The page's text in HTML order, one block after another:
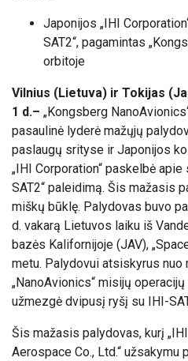
Japonijos „IHI
SAT2“, pagamintas
orbitoje
Vilnius (Lietuva) ir Tokijas
1 d.– „Kongsberg
pasaulinė lyderė mažųjų
paslaugų srityse ir Japonijos
„IHI Corporation“ paskelbė
SAT2“ paleidimą. Šis mažasis
miškų būklę. Palydovas buvo
d. vakarą Lietuvos laiku iš
bazės Kalifornijoje (JAV),
metu. Palydovui atsiskyrus
„NanoAvionics“ misijų
užmezgė dvipusį ryšį su IHI-
Šis mažasis palydovas, kurį
Aerospace Co., Ltd.“ užsakymu